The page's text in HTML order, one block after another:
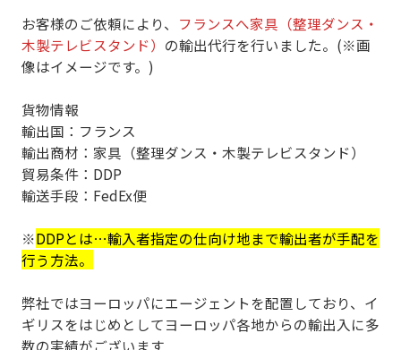
お客様のご依頼により、 フランスへ家具（整理ダンス・
木製テレビスタンド） の輸出代行を行いました。(※画
像はイメージです。)
貨物情報
輸出国：フランス
輸出商材：家具（整理ダンス・木製テレビスタンド）
貿易条件：DDP
輸送手段：FedEx便
※DDPとは⋯輸入者指定の仕向け地まで輸出者が手配を
行う方法。
弊社ではヨーロッパにエージェントを配置しており、イ
ギリスをはじめとしてヨーロッパ各地からの輸出入に多
数の実績がございます